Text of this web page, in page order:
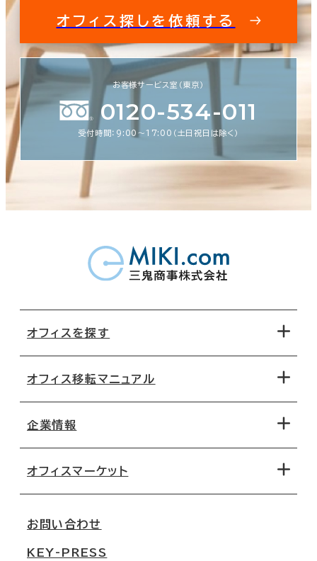
オフィス探しを依頼する
お客様サービス室（東京）
0120-534-011
受付時間：9:00〜17:00（土日祝日は除く）
オフィスを探す
地図から探す
路線・駅から探す
オフィス移転マニュアル
移転コストシミュレーション
移転スケジュール
オフィス移転Q&A
企業情報
オフィスマーケット
お問い合わせ
KEY-PRESS